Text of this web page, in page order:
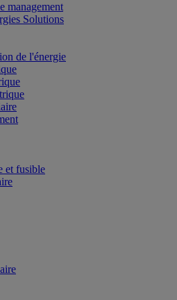
management
Solutions
de l'énergie
et fusible